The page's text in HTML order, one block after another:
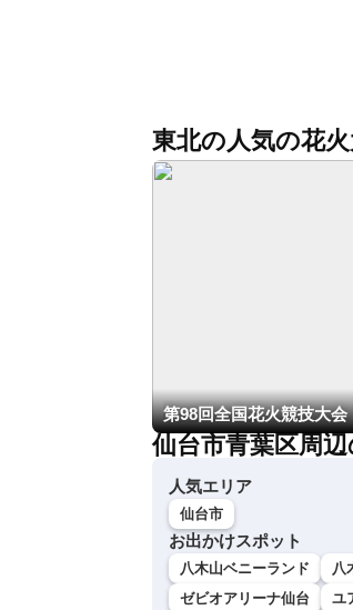
東北の人気の花
仙台市青葉区周
人気エリア
仙台市
お出かけスポット
八木山ベニーランド 八
ゼビオアリーナ仙台
ユ